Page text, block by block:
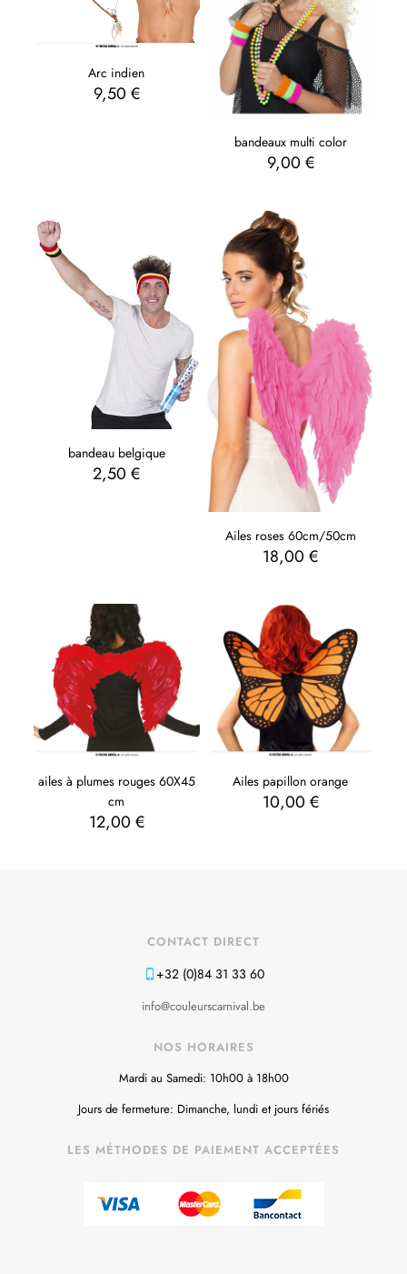
Arc indien
9,50 €
bandeaux multi color
9,00 €
bandeau belgique
2,50€
Ailes roses 60cm/50cm
18,00 €
ailes à plumes rouges 60X45
cm
12,00 €
Ailes papillon orange
10,00 €
CONTACT DIRECT
+32 (0)84 31 33 60
info@couleurscarnival.be
NOS HORAIRES
Mardi au Samedi: 10h00 à 18h00
Jours de fermeture: Dimanche, lundi et jours fériés
LES MÉTHODES DE PAIEMENT ACCEPTÉES